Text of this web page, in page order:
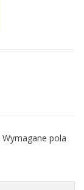
Wymagane pola